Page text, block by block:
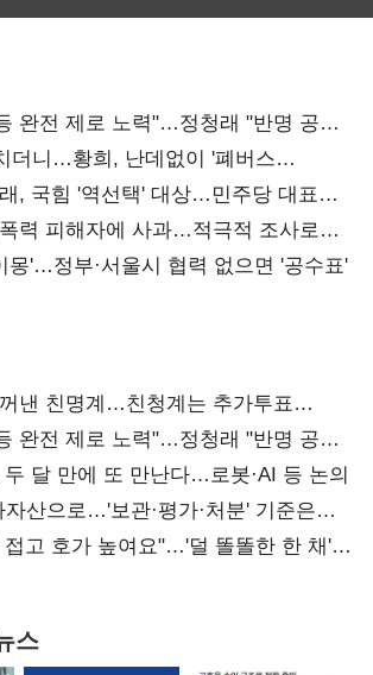
완전 제로 노력"…정청래 "반명 공세
더니…황희, 난데없이 '폐버스
, 국힘 '역선택' 대상…민주당 대표로
력 피해자에 사과…적극적 조사로
몽'…정부·서울시 협력 없으면 '공수표'
낸 친명계…친청계는 추가투표
완전 제로 노력"…정청래 "반명 공세
달 만에 또 만난다…로봇·AI 등 논의
산으로…'보관·평가·처분' 기준은
접고 호가 높여요"…'덜 똘똘한 한 채'
스